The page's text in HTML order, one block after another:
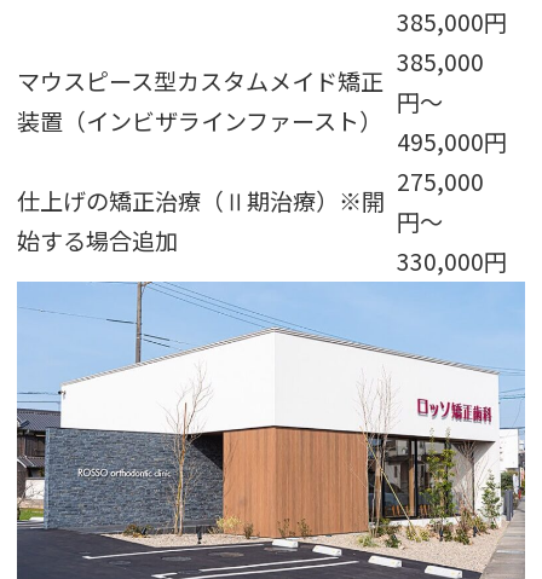
385,000円
マウスピース型カスタムメイド矯正
装置（インビザラインファースト）
385,000
円〜
495,000円
仕上げの矯正治療（Ⅱ期治療）※開
始する場合追加
275,000
円〜
330,000円